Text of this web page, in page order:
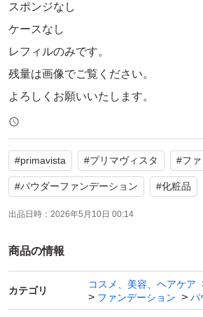
スポンジなし
ケースなし
レフィルのみです。
残量は画像でご覧ください。
よろしくお願いいたします。
#primavista #プリマヴィスタ #フ
#パウダーファンデーション #化粧品
出品日時： 2026年5月10日 00:14
商品の情報
カテゴリ
コスメ、美容、ヘアケア
ファンデーション
パ